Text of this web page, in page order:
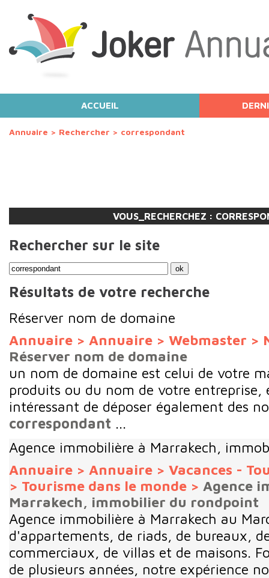
VOUS_RECHERCHEZ :
ACCUEIL
Annuaire > Rechercher > correspondant
Rechercher sur le site
Résultats de votre recherche
Réserver nom de domaine
Annuaire > Annuaire > Webmaster >
Réserver nom de domaine
un nom de domaine est celui de votre
produits ou du nom de votre entreprise,
intéressant de déposer également des
correspondant ...
Agence immobilière à Marrakech,
Annuaire > Annuaire > Vacances -
> Tourisme dans le monde > Agence
Marrakech, immobilier du rondpoint
Agence immobilière à Marrakech au
d'appartements, de riads, de bureaux,
commerciaux, de villas et de maisons.
de plusieurs années, notre expérience